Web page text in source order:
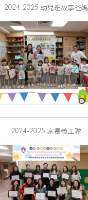
2024-2025 幼兒班故事爸媽
2024-2025 家長義工隊